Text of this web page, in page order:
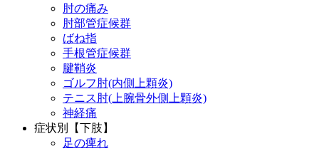
肘の痛み
肘部管症候群
ばね指
手根管症候群
腱鞘炎
ゴルフ肘(内側上顆炎)
テニス肘(上腕骨外側上顆炎)
神経痛
症状別【下肢】
足の痺れ